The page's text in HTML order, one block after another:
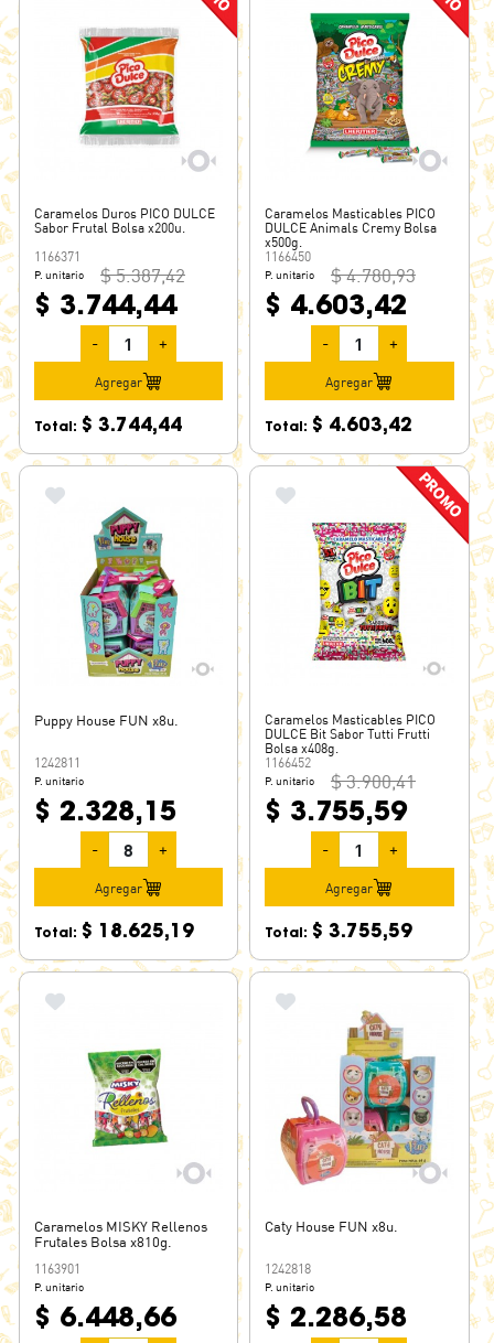
Caramelos Duros PICO DULCE
Sabor Frutal Bolsa x200u.
1166371
P. unitario $ 5.387,42
$ 3.744,44
- +
Agregar
Total: $ 3.744,44
Caramelos Masticables PICO
DULCE Animals Cremy Bolsa
x500g.
1166450
P. unitario $ 4.780,93
$ 4.603,42
- +
Agregar
Total: $ 4.603,42
Puppy House FUN x8u.
1242811
P. unitario
$ 2.328,15
- +
Agregar
Total: $ 18.625,19
Caramelos Masticables PICO
DULCE Bit Sabor Tutti Frutti
Bolsa x408g.
1166452
P. unitario $ 3.900,41
$ 3.755,59
- +
Agregar
Total: $ 3.755,59
Caramelos MISKY Rellenos
Frutales Bolsa x810g.
1163901
P. unitario
$ 6.448,66
Caty House FUN x8u.
1242818
P. unitario
$ 2.286,58